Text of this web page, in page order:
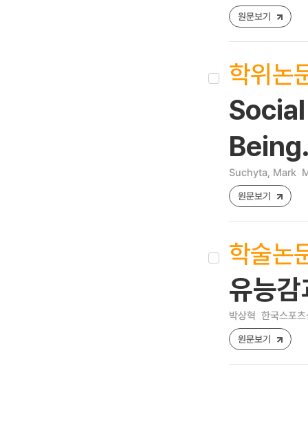
원문보기
학위논
Suchyta, Mark
원문보기
학술논
유능
박상혁 한국스포
원문보기